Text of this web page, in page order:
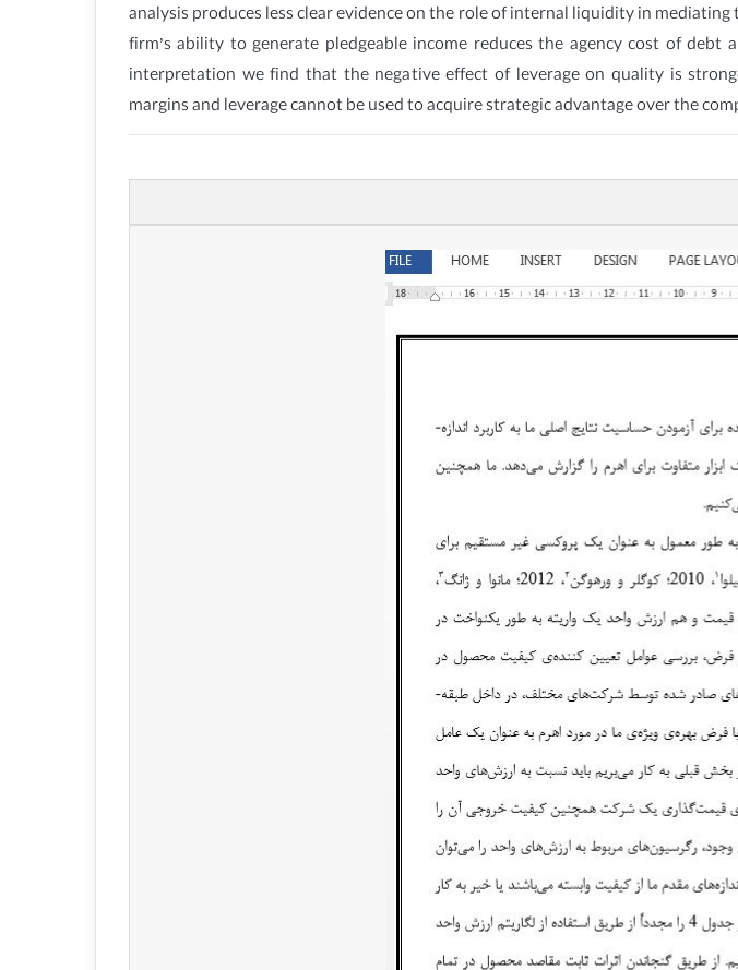
analysis produces less clear evidence on the role of internal liquidity in
firm’s ability to generate pledgeable income reduces the agency cost of
interpretation we find that the negative effect of leverage on quality is
margins and leverage cannot be used to acquire strategic advantage over the